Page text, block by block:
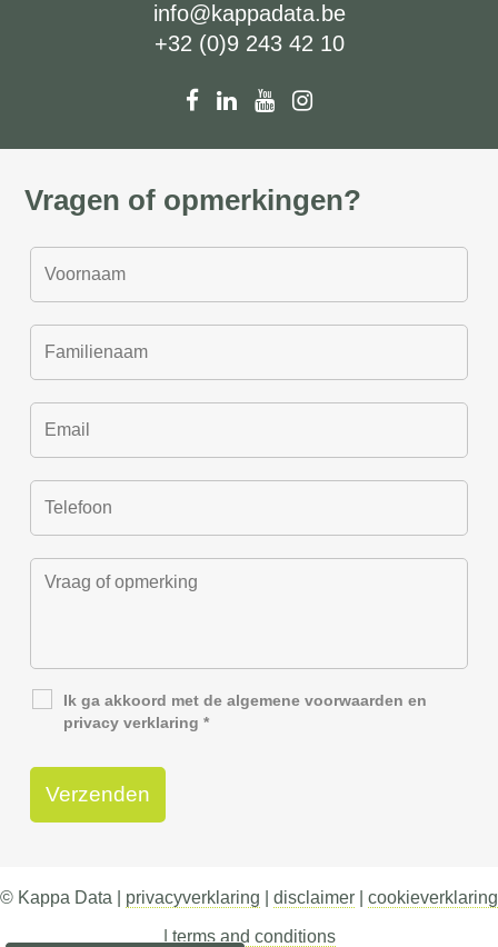
info@kappadata.be
+32 (0)9 243 42 10
Vragen of opmerkingen?
Ik ga akkoord met dealgemene voorwaarden en
privacy verklaring *
© Kappa Data | privacyverklaring disclaimer cookieverklaring
terms and conditions